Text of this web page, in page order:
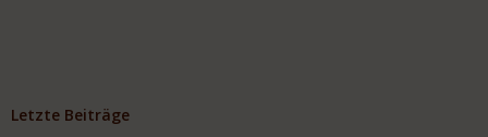
Letzte Beiträge